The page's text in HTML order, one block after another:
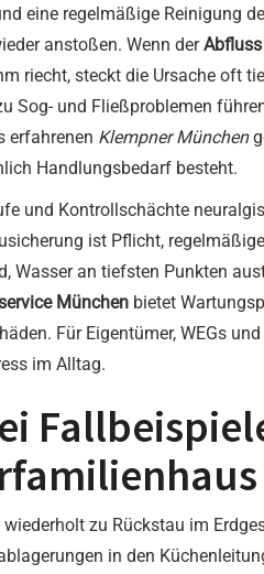
eine regelmäßige Reinigung
anstoßen. Wenn der
riecht, steckt die Ursache oft
und Fließproblemen
erfahrenen Klempner München
Handlungsbedarf besteht.
und Kontrollschächte
ist Pflicht,
Wasser an tiefsten Punkten
München bietet
Für Eigentümer, WEGs
im Alltag.
zu Rückstau im
in den